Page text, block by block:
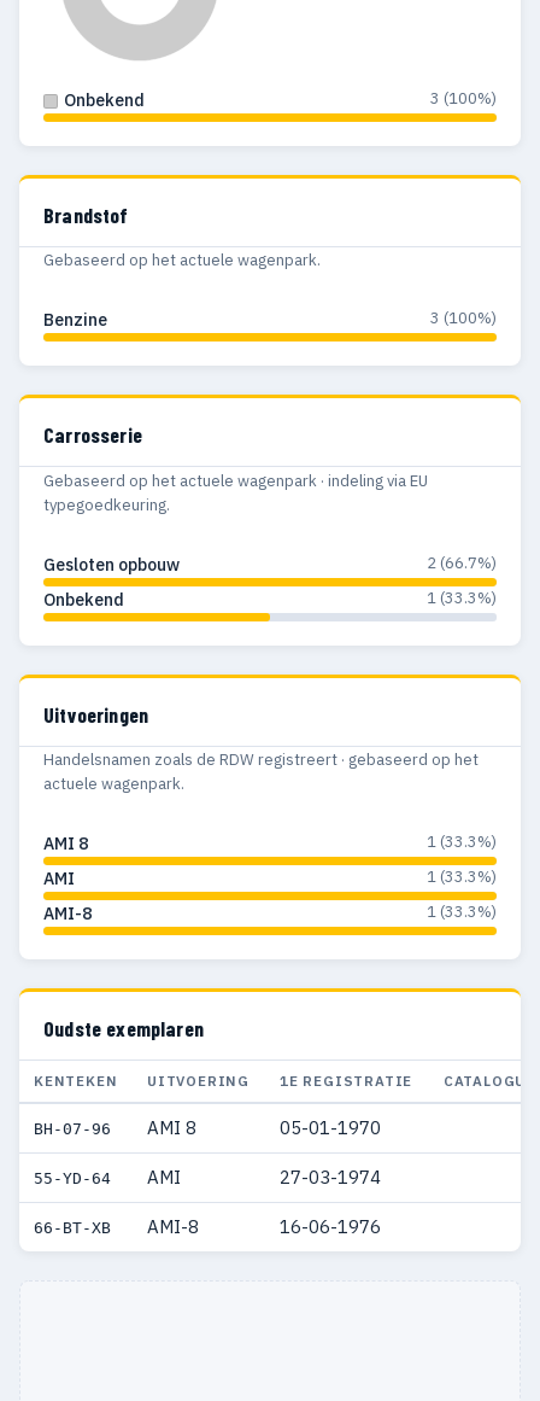
Onbekend 3 (100%)
Brandstof
Gebaseerd op het actuele wagenpark.
Benzine 3 (100%)
Carrosserie
Gebaseerd op het actuele wagenpark · indeling via EU
typegoedkeuring.
Gesloten opbouw 2 (66.7%)
Onbekend 1 (33.3%)
Uitvoeringen
Handelsnamen zoals de RDW registreert · gebaseerd op het
actuele wagenpark.
AMI 8 1 (33.3%)
AMI 1 (33.3%)
AMI-8 1 (33.3%)
Oudste exemplaren
KENTEKEN UITVOERING 1E REGISTRATIE
BH-07-96 AMI 8 05-01-1970
55-YD-64 AMI 27-03-1974
66-BT-XB AMI-8 16-06-1976